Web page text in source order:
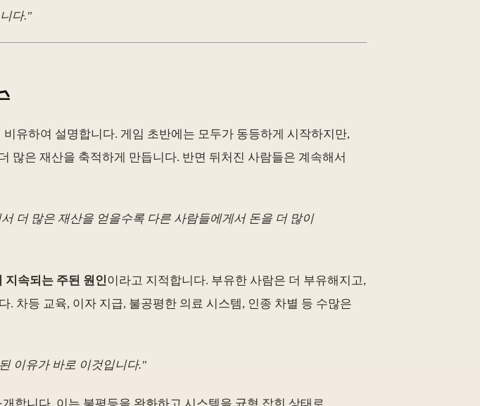
다."
유하여 설명합니다. 게임 초반에는 모두가 동등하게 시작하지만,
많은 재산을 축적하게 만듭니다. 반면 뒤처진 사람들은 계속해서
더 많은 재산을 얻을수록 다른 사람들에게서 돈을 더 많이
지속되는 주된 원인이라고 지적합니다. 부유한 사람은 더 부유해지고,
차등 교육, 이자 지급, 불공평한 의료 시스템, 인종 차별 등 수많은
이유가 바로 이것입니다."